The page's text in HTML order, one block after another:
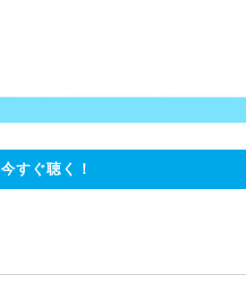
今すぐ聴く！